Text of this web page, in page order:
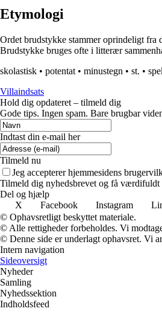
Etymologi
Ordet brudstykke stammer oprindeligt fra
Brudstykke bruges ofte i litterær
skolastisk • potentat • minustegn • st. •
Villaindsats
Hold dig opdateret – tilmeld dig
Gode tips. Ingen spam. Bare brugbar
Indtast din e-mail her
Tilmeld nu
Jeg accepterer hjemmesidens
Tilmeld dig nyhedsbrevet og få værdifuldt
Del og hjælp
X
Facebook Instagram
© Ophavsretligt beskyttet materiale.
© Alle rettigheder forbeholdes. Vi
© Denne side er underlagt ophavsret. Vi
Intern navigation
Sideoversigt
Nyheder
Samling
Nyhedssektion
Indholdsfeed